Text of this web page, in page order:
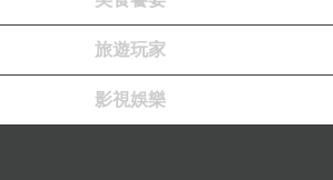
寺旁159甲直接上到石頭公園停車。
兩處涼亭，一個在山腰上，一個在山
一個三角形和箭頭指示，要穿過兩
的孝心。可能因為三角點在墓地上，
旅遊玩家
影視娛樂